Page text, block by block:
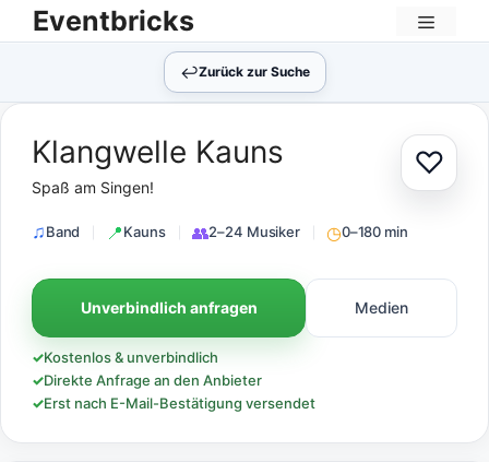
Zum
Inhalt
Eventbricks
Menü
↩︎Zurück zur Suche
♡Zur
Klangwelle Kauns
Spaß am Singen!
Band Kauns 2–24 Musiker 0–180 min
Unverbindlich anfragen Medien
✓Kostenlos & unverbindlich
✓Direkte Anfrage an den Anbieter
✓Erst nach E-Mail-Bestätigung versendet